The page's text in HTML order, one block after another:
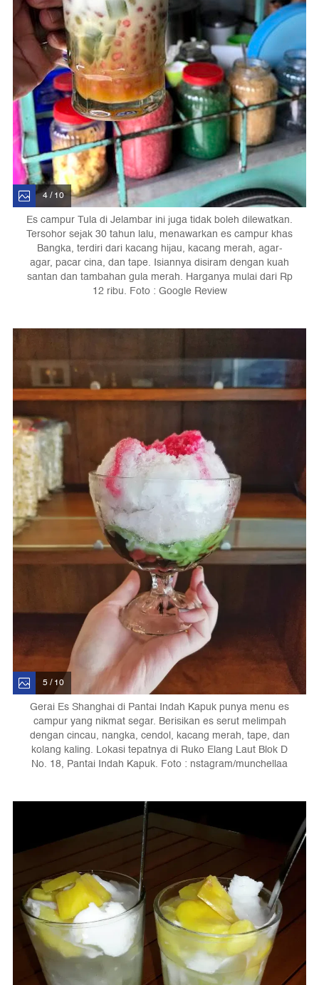
4 / 10
Es campur Tula di Jelambar ini juga tidak boleh dilewatkan.
Tersohor sejak 30 tahun lalu, menawarkan es campur khas
Bangka, terdiri dari kacang hijau, kacang merah, agar-
agar, pacar cina, dan tape. Isiannya disiram dengan kuah
santan dan tambahan gula merah. Harganya mulai dari Rp
12 ribu. Foto : Google Review
5 / 10
Gerai Es Shanghai di Pantai Indah Kapuk punya menu es
campur yang nikmat segar. Berisikan es serut melimpah
dengan cincau, nangka, cendol, kacang merah, tape, dan
kolang kaling. Lokasi tepatnya di Ruko Elang Laut Blok D
No. 18, Pantai Indah Kapuk. Foto : nstagram/munchellaa